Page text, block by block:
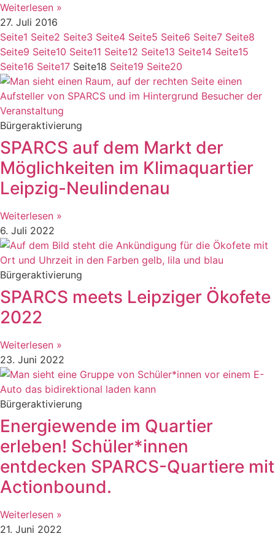
Weiterlesen »
27. Juli 2016
Seite1 Seite2 Seite3 Seite4 Seite5 Seite6 Seite7 Seite8
Seite9 Seite10 Seite11 Seite12 Seite13 Seite14 Seite15
Seite16 Seite17 Seite18 Seite19 Seite20
Bürgeraktivierung
SPARCS auf dem Markt der
Möglichkeiten im Klimaquartier
Leipzig-Neulindenau
Weiterlesen »
6. Juli 2022
Bürgeraktivierung
SPARCS meets Leipziger Ökofete
2022
Weiterlesen »
23. Juni 2022
Bürgeraktivierung
Energiewende im Quartier
erleben! Schüler*innen
entdecken SPARCS-Quartiere mit
Actionbound.
Weiterlesen »
21. Juni 2022